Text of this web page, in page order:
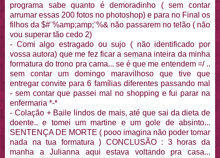
programa sabe quanto é demoradinho ( sem contar
arrumar essas 200 fotos no photoshop) e para no Final os
filhos da $#¨%amp;amp;¨%& não passarem no telão ( não
vou superar tão cedo 2)
- Comi algo estragado ou sujo ( não identificado por
vossa autora) que me fez ficar a semana inteira da minha
formatura do trono pra cama... se é que me entendem =/ ..
sem contar um domingo maravilhoso que tive que
entregar convite para 6 famílias diferentes passando mal
- sem contar que passei mal no shopping e fui parar na
enfermaria *-*
- Colação + Baile lindos de mais, até que sai da dieta de
doente.. e tomei um martine e um gole de absinto...
SENTENÇA DE MORTE ( pooo imagina não poder tomar
nada na tua formatura ) CONCLUSÃO : 3 horas da
manha a Julianna aqui estava voltando pra casa...